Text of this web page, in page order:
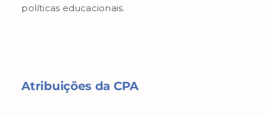
políticas educacionais.
Atribuições da CPA